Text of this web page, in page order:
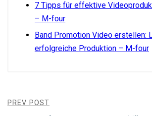
7 Tipps für effektive
– M-four
Band Promotion Video erstellen:
erfolgreiche Produktion – M-four
PREV POST